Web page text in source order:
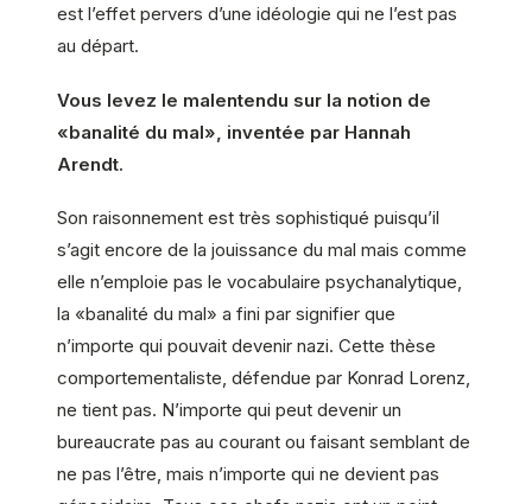
est l’effet pervers d’une idéologie qui ne l’est pas
au départ.
Vous levez le malentendu sur la notion de
«banalité du mal», inventée par Hannah
Arendt.
Son raisonnement est très sophistiqué puisqu’il
s’agit encore de la jouissance du mal mais comme
elle n’emploie pas le vocabulaire psychanalytique,
la «banalité du mal» a fini par signifier que
n’importe qui pouvait devenir nazi. Cette thèse
comportementaliste, défendue par Konrad Lorenz,
ne tient pas. N’importe qui peut devenir un
bureaucrate pas au courant ou faisant semblant de
ne pas l’être, mais n’importe qui ne devient pas